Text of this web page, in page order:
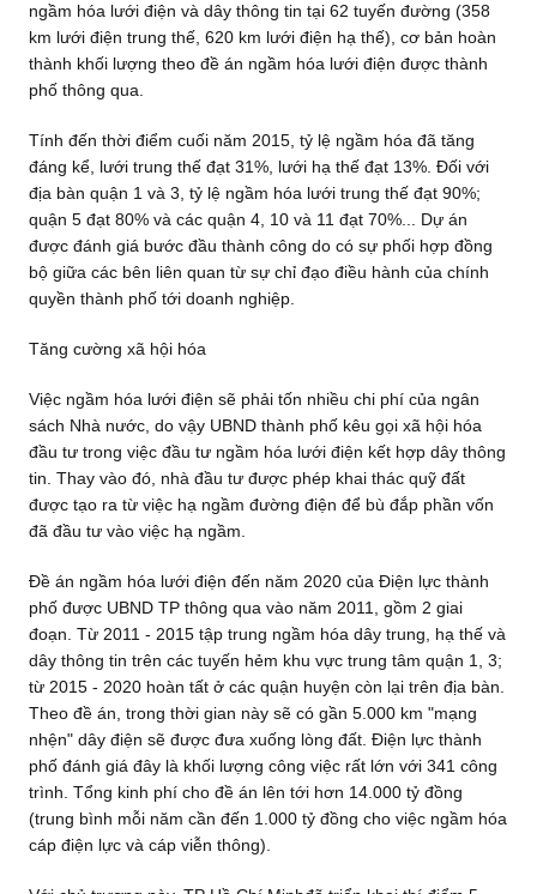
ngầm hóa lưới điện và dây thông tin tại 62 tuyến đường (358
km lưới điện trung thế, 620 km lưới điện hạ thế), cơ bản hoàn
thành khối lượng theo đề án ngầm hóa lưới điện được thành
phố thông qua.
Tính đến thời điểm cuối năm 2015, tỷ lệ ngầm hóa đã tăng
đáng kể, lưới trung thế đạt 31%, lưới hạ thế đạt 13%. Đối với
địa bàn quận 1 và 3, tỷ lệ ngầm hóa lưới trung thế đạt 90%;
quận 5 đạt 80% và các quận 4, 10 và 11 đạt 70%... Dự án
được đánh giá bước đầu thành công do có sự phối hợp đồng
bộ giữa các bên liên quan từ sự chỉ đạo điều hành của chính
quyền thành phố tới doanh nghiệp.
Tăng cường xã hội hóa
Việc ngầm hóa lưới điện sẽ phải tốn nhiều chi phí của ngân
sách Nhà nước, do vậy UBND thành phố kêu gọi xã hội hóa
đầu tư trong việc đầu tư ngầm hóa lưới điện kết hợp dây thông
tin. Thay vào đó, nhà đầu tư được phép khai thác quỹ đất
được tạo ra từ việc hạ ngầm đường điện để bù đắp phần vốn
đã đầu tư vào việc hạ ngầm.
Đề án ngầm hóa lưới điện đến năm 2020 của Điện lực thành
phố được UBND TP thông qua vào năm 2011, gồm 2 giai
đoạn. Từ 2011 - 2015 tập trung ngầm hóa dây trung, hạ thế và
dây thông tin trên các tuyến hẻm khu vực trung tâm quận 1, 3;
từ 2015 - 2020 hoàn tất ở các quận huyện còn lại trên địa bàn.
Theo đề án, trong thời gian này sẽ có gần 5.000 km "mạng
nhện" dây điện sẽ được đưa xuống lòng đất. Điện lực thành
phố đánh giá đây là khối lượng công việc rất lớn với 341 công
trình. Tổng kinh phí cho đề án lên tới hơn 14.000 tỷ đồng
(trung bình mỗi năm cần đến 1.000 tỷ đồng cho việc ngầm hóa
cáp điện lực và cáp viễn thông).